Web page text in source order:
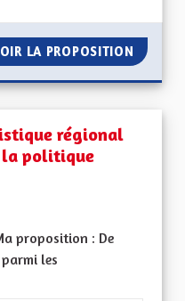
LA PROPOSITION
régional
la politique
proposition : De
les